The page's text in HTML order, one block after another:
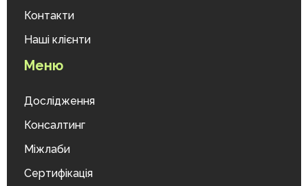
Контакти
Наші клієнти
Меню
Дослідження
Консалтинг
Міжлаби
Сертифікація